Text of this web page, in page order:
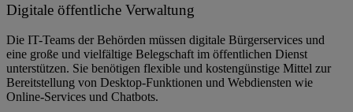
Digitale öffentliche Verwaltung
Die IT-Teams der Behörden müssen digitale Bürgerservices und
eine große und vielfältige Belegschaft im öffentlichen Dienst
unterstützen. Sie benötigen flexible und kostengünstige Mittel zur
Bereitstellung von Desktop-Funktionen und Webdiensten wie
Online-Services und Chatbots.